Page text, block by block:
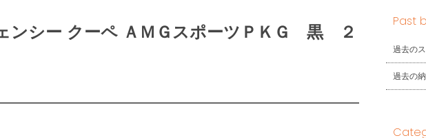
ンシー クーペ ＡＭＧスポーツＰＫＧ 黒 ２
Past
過去の
過去の